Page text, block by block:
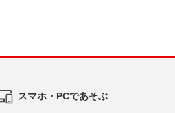
スマホ・PCであそぶ